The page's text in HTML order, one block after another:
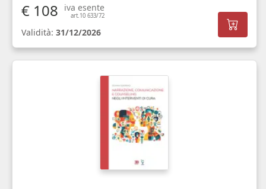
€ 108 iva esente
art.10 633/72
Validità: 31/12/2026